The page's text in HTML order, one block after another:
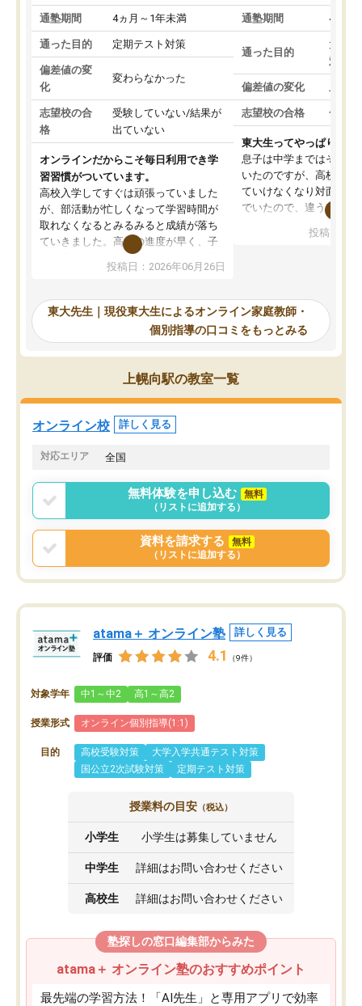
通塾期間 4ヵ月～1年未満
通った目的 定期テスト対策
偏差値の変
化
変わらなかった
志望校の合
格
受験していない/結果が
出ていない
オンラインだからこそ毎日利用でき学
習習慣がついています。
高校入学してすぐは頑張っていました
が、部活動が忙しくなって学習時間が
取れなくなるとみるみると成績が落ち
ていきました。高校の進度が早く、子
供も家に帰って勉強の話すると嫌な反
応を示します。東大先生にお願いして
れるので、親としても安心です。毎日
使える自習室とかもあり、わからない
ところがあれば先生が回答してくれる
のも重宝しています。
投稿日：2026年06月26日
通塾期間 4ヵ月
通った目的
大学
対策
偏差値の変化 上が
志望校の合格 合格
東大生ってやっぱりすご
息子は中学まではそこそ
いたのですが、高校に入
ていけなくなり対面の塾
でいたので、違うアプロ
で、当初は模試でD判定
自習室が毎日使えていつ
るのが心強かったよう
謝です。
投稿日：
東大先生｜現役東大生によるオンライン家庭教師・
個別指導の口コミをもっとみる
上幌向駅の教室一覧
オンライン校 詳しく見る
対応エリア 全国
無料体験を申し込む
無料
（リストに追加する）
資料を請求する
無料
（リストに追加する）
atama＋ オンライン塾 詳しく見る
評価 4.1 （9件）
対象学年 中1～中2 高1～高2
授業形式 オンライン個別指導(1:1)
目的 高校受験対策
大学入学共通テスト対策
国公立2次試験対策
定期テスト対策
授業料の目安 （税込）
小学生 小学生は募集していません
中学生 詳細はお問い合わせください
高校生 詳細はお問い合わせください
塾探しの窓口編集部からみた
atama＋ オンライン塾のおすすめポイント
最先端の学習方法！「AI先生」と専用アプリで効率